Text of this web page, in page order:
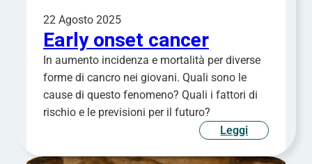
22 Agosto 2025
Early onset cancer
In aumento incidenza e mortalità per diverse
forme di cancro nei giovani. Quali sono le
cause di questo fenomeno? Quali i fattori di
rischio e le previsioni per il futuro?
Leggi